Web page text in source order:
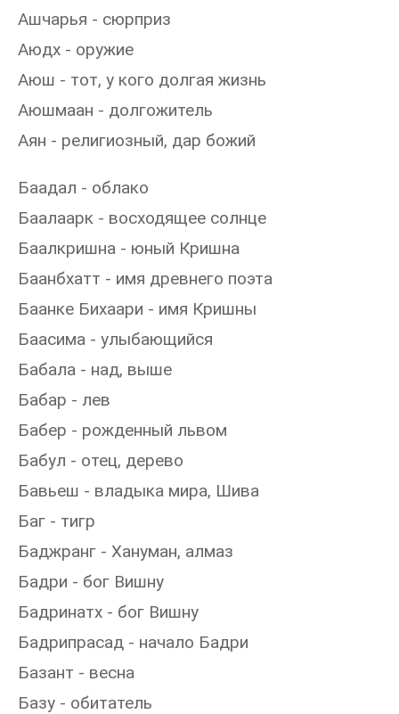
Ашчарья - сюрприз
Аюдх - оружие
Аюш - тот, у кого долгая жизнь
Аюшмаан - долгожитель
Аян - религиозный, дар божий
Баадал - облако
Баалаарк - восходящее солнце
Баалкришна - юный Кришна
Баанбхатт - имя древнего поэта
Баанке Бихаари - имя Кришны
Баасима - улыбающийся
Бабала - над, выше
Бабар - лев
Бабер - рожденный львом
Бабул - отец, дерево
Бавьеш - владыка мира, Шива
Баг - тигр
Баджранг - Хануман, алмаз
Бадри - бог Вишну
Бадринатх - бог Вишну
Бадрипрасад - начало Бадри
Базант - весна
Базу - обитатель